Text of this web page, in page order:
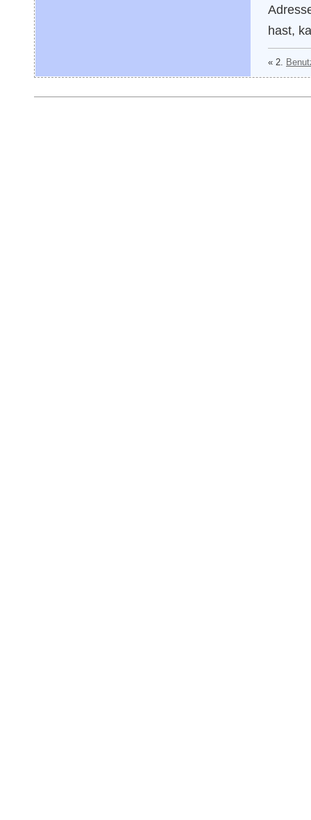
hast,
« 2.